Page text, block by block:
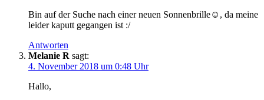
Bin auf der Suche nach einer neuen Sonnenbrille☺️, da meine
leider kaputt gegangen ist :/
Antworten
Melanie R sagt:
4. November 2018 um 0:48 Uhr
Hallo,